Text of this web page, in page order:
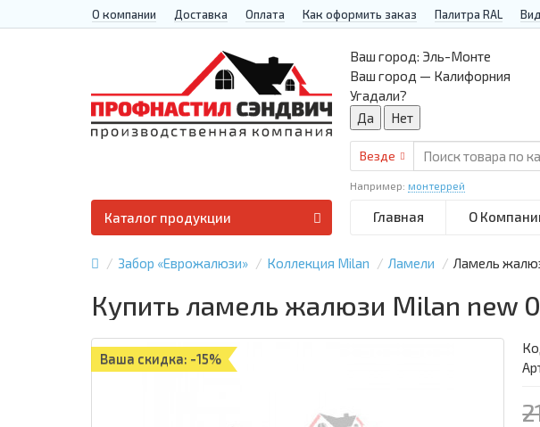
О компании Доставка Оплата Как оформить заказ Палитра RAL
Ваш город: Эль-Монте
Ваш город — Калифорния
Угадали?
Везде
Например: монтеррей
Главная О
Каталог продукции
Забор «Еврожалюзи» Коллекция Milan Ламели Ламель
Купить ламель жалюзи Milan new
Ваша скидка: -15%